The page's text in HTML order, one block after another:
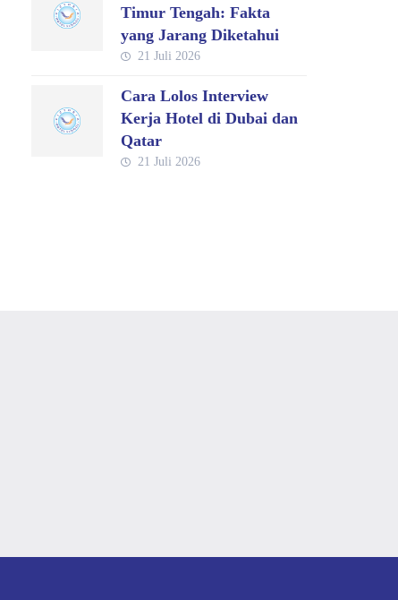
Timur Tengah: Fakta
yang Jarang Diketahui
21 Juli 2026
Cara Lolos Interview
Kerja Hotel di Dubai dan
Qatar
21 Juli 2026